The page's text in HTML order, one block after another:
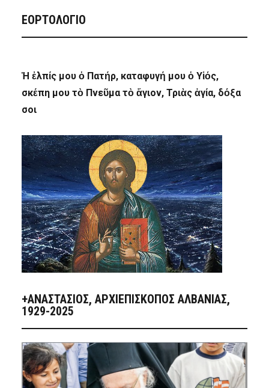
ΕΟΡΤΟΛΟΓΙΟ
Ἡ ἐλπίς μου ὁ Πατήρ, καταφυγή μου ὁ Υἱός,
σκέπη μου τὸ Πνεῦμα τὸ ἅγιον, Τριὰς ἁγία, δόξα
σοι
+ΑΝΑΣΤΆΣΙΟΣ, ΑΡΧΙΕΠΊΣΚΟΠΟΣ ΑΛΒΑΝΊΑΣ,
1929-2025